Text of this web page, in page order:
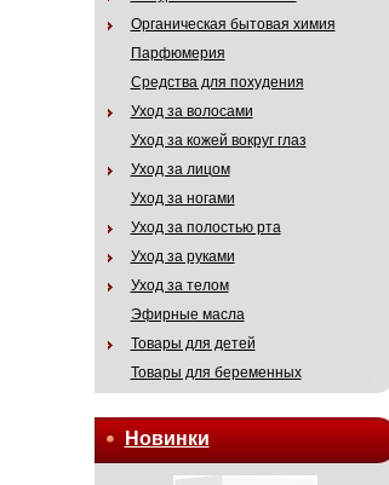
Органическая бытовая химия
Парфюмерия
Средства для похудения
Уход за волосами
Уход за кожей вокруг глаз
Уход за лицом
Уход за ногами
Уход за полостью рта
Уход за руками
Уход за телом
Эфирные масла
Товары для детей
Товары для беременных
Новинки